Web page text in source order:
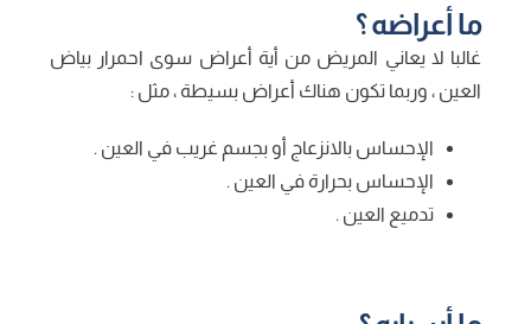
ما أعراضه ؟
غالبا لا يعاني المريض من أية أعراض سوى احمرار بياض
العين ، وربما تكون هناك أعراض بسيطة ، مثل :
الإحساس بالانزعاج أو بجسم غريب في العين .
الإحساس بحرارة في العين .
تدميع العين .